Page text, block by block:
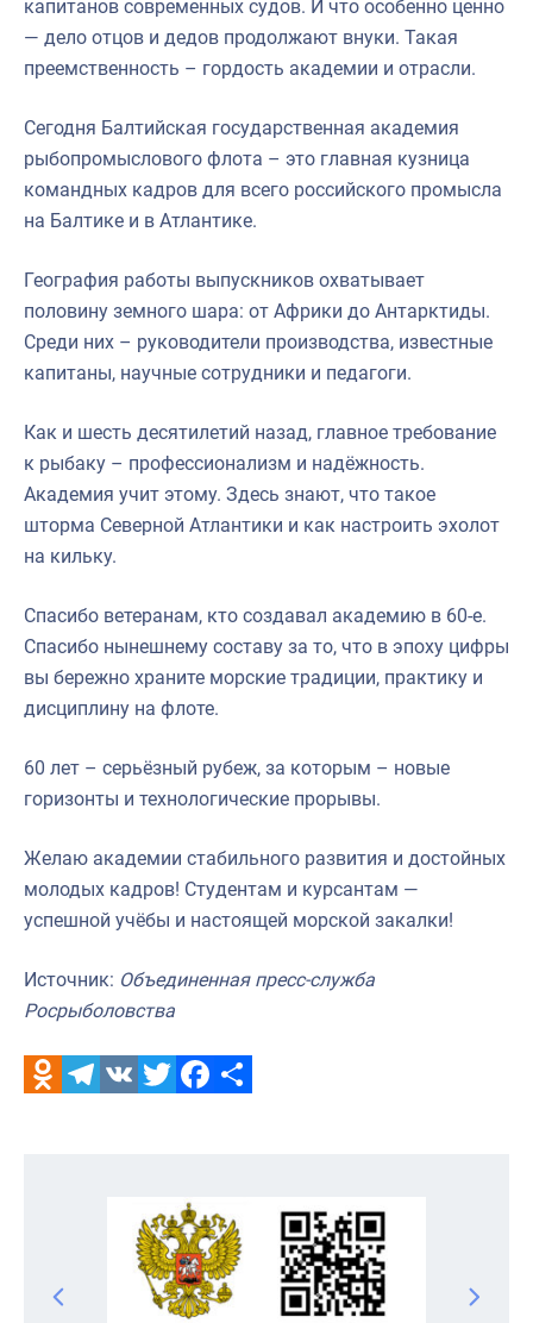
капитанов современных судов. И что особенно ценно
— дело отцов и дедов продолжают внуки. Такая
преемственность – гордость академии и отрасли.
Сегодня Балтийская государственная академия
рыбопромыслового флота – это главная кузница
командных кадров для всего российского промысла
на Балтике и в Атлантике.
География работы выпускников охватывает
половину земного шара: от Африки до Антарктиды.
Среди них – руководители производства, известные
капитаны, научные сотрудники и педагоги.
Как и шесть десятилетий назад, главное требование
к рыбаку – профессионализм и надёжность.
Академия учит этому. Здесь знают, что такое
шторма Северной Атлантики и как настроить эхолот
на кильку.
Спасибо ветеранам, кто создавал академию в 60-е.
Спасибо нынешнему составу за то, что в эпоху цифры
вы бережно храните морские традиции, практику и
дисциплину на флоте.
60 лет – серьёзный рубеж, за которым – новые
горизонты и технологические прорывы.
Желаю академии стабильного развития и достойных
молодых кадров! Студентам и курсантам —
успешной учёбы и настоящей морской закалки!
Источник: Объединенная пресс-служба
Росрыболовства